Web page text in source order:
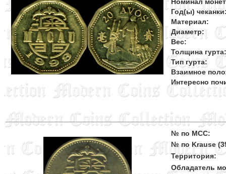
Год(ы)
Материал:
Диаметр:
Вес:
Толщина гурта:
Тип гурта:
Взаимное
Интересно
№ по MCC:
№ по Krause
Территория:
Обладатель